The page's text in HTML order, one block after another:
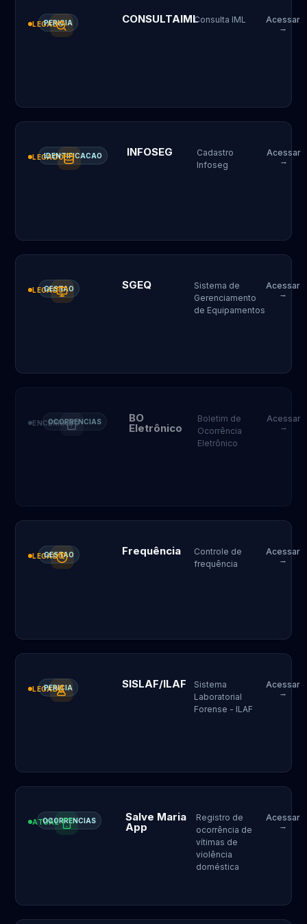
LEGADO
PERICIA CONSULTAIMLConsulta IML
Acessar
→
LEGADO
IDENTIFICACAO INFOSEG
Cadastro
Infoseg
Acessar
→
LEGADO
GESTAO SGEQ
Sistema de
Gerenciamento
de Equipamentos
Acessar
→
ENCERRADO
OCORRENCIAS BO
Eletrônico
Boletim de
Ocorrência
Eletrônico
Acessar
→
LEGADO
GESTAO Frequência
Controle de
frequência
Acessar
→
LEGADO
PERICIA SISLAF/ILAF
Sistema
Laboratorial
Forense - ILAF
Acessar
→
ATUAL
OCORRENCIAS Salve Maria
App
Registro de
ocorrência de
vítimas de
violência
doméstica
Acessar
→